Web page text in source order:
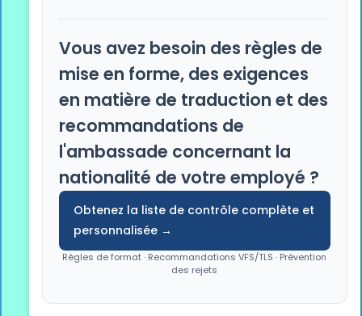
Jobbatical se
charge de la procédure de préavis de 30
jours et de la demande de Carte Bleue en
France pour les transferts intra-UE, évitant
ainsi le problème de conformité le plus
courant pour les titulaires de la Carte Bleue
qui déménagent.
Vous avez besoin des règles de
mise en forme, des exigences
en matière de traduction et des
recommandations de
l'ambassade concernant la
nationalité de votre employé ?
Obtenez la liste de contrôle complète et
personnalisée →
Règles de format · Recommandations VFS/TLS · Prévention
des rejets